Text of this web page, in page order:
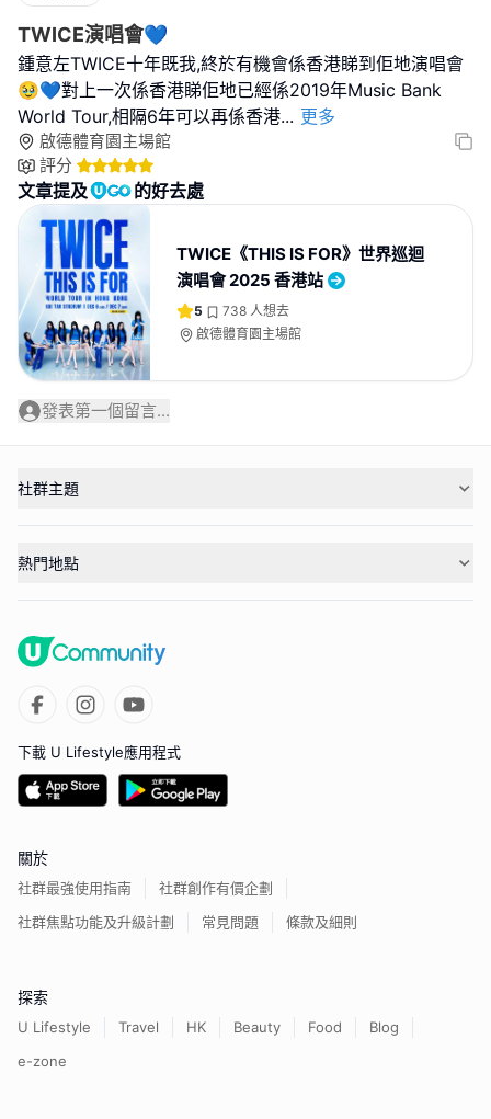
TWICE演唱會💙
鍾意左TWICE十年既我,終於有機會係香港睇到佢地演唱會
🥹💙對上一次係香港睇佢地已經係2019年Music Bank
World Tour,相隔6年可以再係香港... 更多
啟德體育園主場館
評分
文章提及 的好去處
TWICE《THIS IS FOR》世界巡迴
演唱會 2025 香港站
5 738 人想去
啟德體育園主場館
發表第一個留言...
社群主題
熱門地點
下載 U Lifestyle應用程式
關於
社群最強使用指南
社群創作有價企劃
社群焦點功能及升級計劃
常見問題 條款及細則
探索
U Lifestyle Travel HK Beauty Food
Blog
e-zone